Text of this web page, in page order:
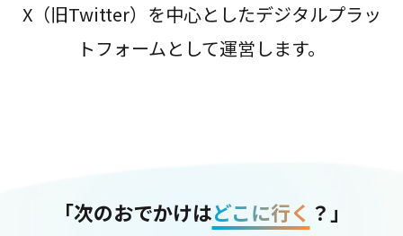
X（旧Twitter）を中心としたデジタルプラッ
トフォームとして運営します。
「次のおでかけはどこに行く ？」